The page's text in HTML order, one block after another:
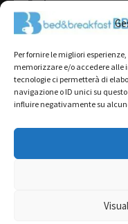
Per fornire le migliori
memorizzare e/o accedere alle
tecnologie ci permetterà di
navigazione o ID unici su
influire negativamente su
Esplora
Tipologie di alloggio
Destinazioni
Il mio account
2022@ All Rights
L’accesso o l’utilizzo di